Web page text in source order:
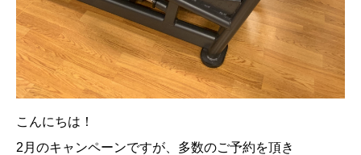
こんにちは！
2 月のキャンペーンですが、多数のご予約を頂き